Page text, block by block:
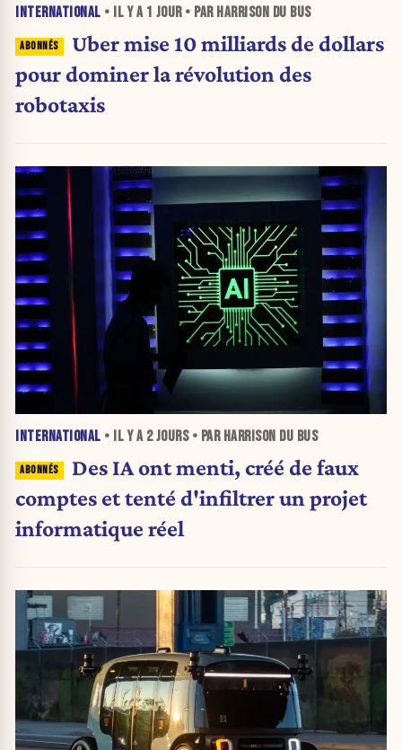
INTERNATIONAL • IL Y A 1 JOUR• PAR HARRISON DU BUS
Uber mise 10 milliards de dollars
pour dominer la révolution des
robotaxis
INTERNATIONAL • IL Y A 2 JOURS• PAR HARRISON DU BUS
Des IA ont menti, créé de faux
comptes et tenté d'infiltrer un projet
informatique réel